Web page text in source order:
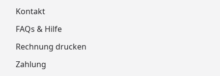
Kontakt
FAQs & Hilfe
Rechnung drucken
Zahlung